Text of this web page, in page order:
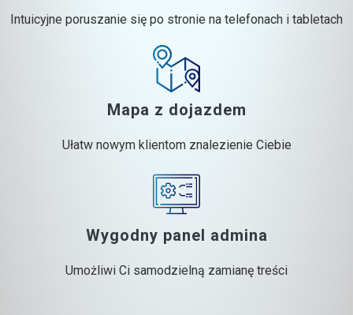
Intuicyjne poruszanie się po stronie na telefonach i tabletach
Mapa z dojazdem
Ułatw nowym klientom znalezienie Ciebie
Wygodny panel admina
Umożliwi Ci samodzielną zamianę treści